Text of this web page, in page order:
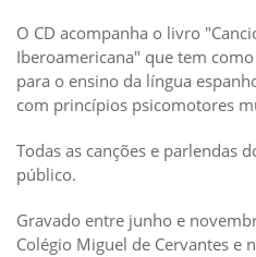
O CD acompanha o livro
Iberoamericana" que tem
para o ensino da língua
com princípios psicomotores
Todas as canções e parlendas
público.
Gravado entre junho e
Colégio Miguel de Cervantes e